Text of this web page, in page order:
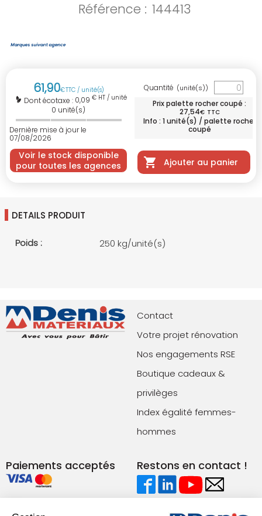
Référence : 144413
61,90€TTC / unité(s)
Dont écotaxe : 0,09 € HT / unité(s)
0 unité(s)
Dernière mise à jour le
07/08/2026
Voir le stock disponible
pour toutes les agences
Quantité (unité(s))
Prix palette rocher coupé :
27,54€ TTC
Info : 1 unité(s) / palette rocher
coupé
Ajouter au panier
DETAILS PRODUIT
Poids : 250 kg/unité(s)
Contact
Votre projet rénovation
Nos engagements RSE
Boutique cadeaux &
privilèges
Index égalité femmes-
hommes
Paiements acceptés Restons en contact !